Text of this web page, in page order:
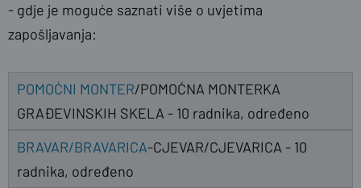
- gdje je moguće saznati više o uvjetima
zapošljavanja:
POMOĆNI MONTER/POMOĆNA MONTERKA
GRAĐEVINSKIH SKELA - 10 radnika, određeno
BRAVAR/BRAVARICA-CJEVAR/CJEVARICA - 10
radnika, određeno